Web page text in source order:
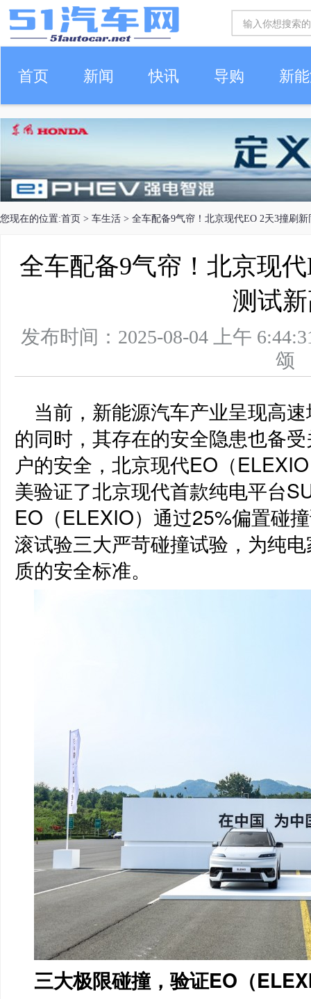
首页 新闻 快讯 导购 新
车生活
您现在的位置:首页 > 车生活 > 全车配备9气帘！北京现代EO 2天3撞刷
全车配备9气帘！北京现
测试
发布时间：2025-08-04 上午
当前，新能源汽车产业呈现高
的同时，其存在的安全隐患也备
户的安全，北京现代EO（
美验证了北京现代首款纯电平台
EO（ELEXIO）通过25%偏置碰
滚试验三大严苛碰撞试验，为纯
质的安全标准。
三大极限碰撞，验证EO（